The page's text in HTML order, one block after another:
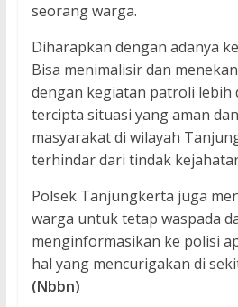
seorang warga.
Diharapkan dengan adanya
Bisa menimalisir dan
dengan kegiatan patroli lebih
tercipta situasi yang aman
masyarakat di wilayah
terhindar dari tindak
Polsek Tanjungkerta juga
warga untuk tetap waspada
menginformasikan ke polisi
hal yang mencurigakan di
(Nbbn)